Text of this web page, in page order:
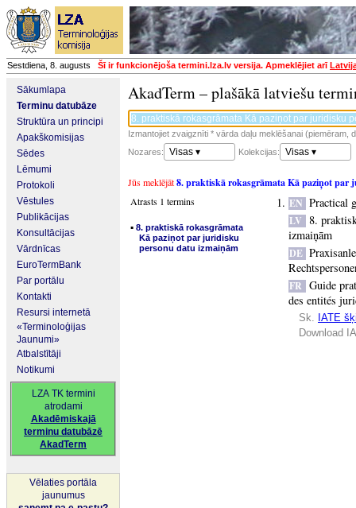
Sestdiena, 8. augusts Šī ir funkcionējoša termini.lza.lv versija. Apmeklējiet arī
Sākumlapa
Terminu datubāze
Struktūra un principi
Apakškomisijas
Sēdes
Lēmumi
Protokoli
Vēstules
Publikācijas
Konsultācijas
Vārdnīcas
EuroTermBank
Par portālu
Kontakti
Resursi internetā
«Terminoloģijas
Jaunumi»
Atbalstītāji
Notikumi
LZA TK termini
atrodami
Akadēmiskajā
terminu datubāzē
AkadTerm
Vēlaties portāla
jaunumus
AkadTerm – plašākā latviešu
Izmantojiet zvaigznīti * vārda daļu meklēšanai (piemēram,
Nozares:
Visas ▾ Kolekcijas: Visas ▾
Jūs meklējāt8. praktiskā rokasgrāmata Kā paziņot par
Atrasts 1 termins
▪ 8. praktiskā rokasgrāmata
Kā paziņot par juridisku
personu datu izmaiņām
EN Practical
LV 8.
izmaiņām
DE
FR Guide
des entités
Sk. IATE
Download